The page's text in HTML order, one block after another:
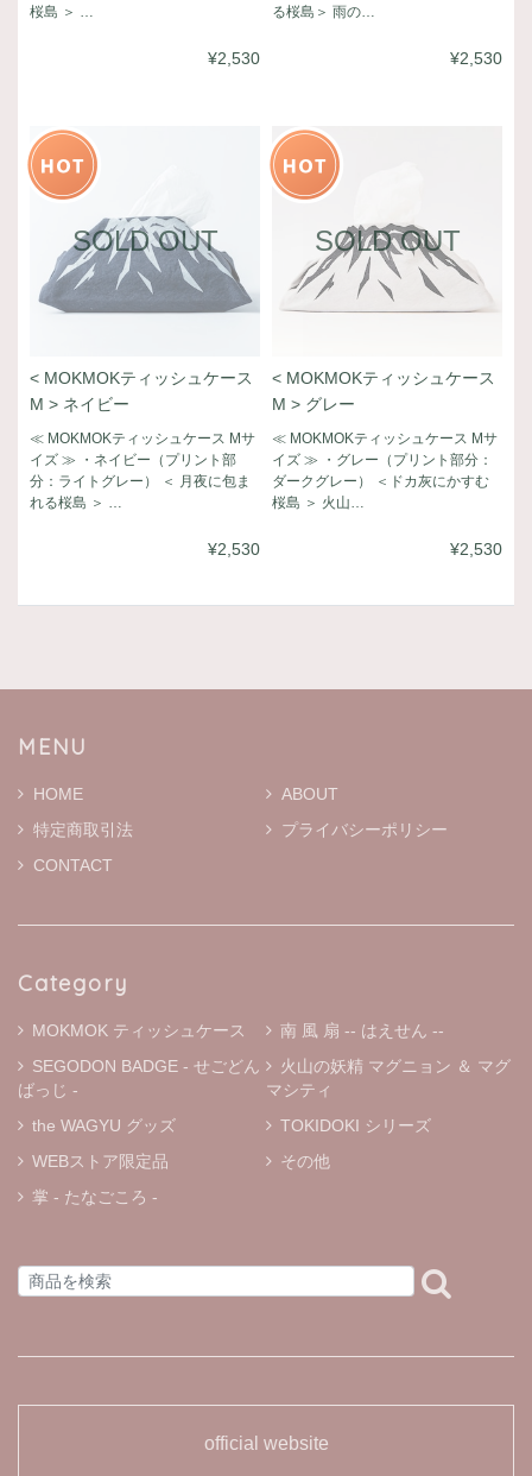
桜島 ＞ …
¥2,530
る桜島＞ 雨の…
¥2,530
SOLD OUT
< MOKMOKティッシュケース
M > ネイビー
≪ MOKMOKティッシュケース Mサ
イズ ≫ ・ネイビー（プリント部
分：ライトグレー） ＜ 月夜に包ま
れる桜島 ＞ …
¥2,530
SOLD OUT
< MOKMOKティッシュケース
M > グレー
≪ MOKMOKティッシュケース Mサ
イズ ≫ ・グレー（プリント部分：
ダークグレー） ＜ドカ灰にかすむ
桜島 ＞ 火山…
¥2,530
MENU
HOME
ABOUT
特定商取引法
プライバシーポリシー
CONTACT
Category
MOKMOK ティッシュケース
南 風 扇 -- はえせん --
SEGODON BADGE - せごどん
ばっじ -
火山の妖精 マグニョン ＆ マグ
マシティ
the WAGYU グッズ
TOKIDOKI シリーズ
WEBストア限定品
その他
掌 - たなごころ -
official website